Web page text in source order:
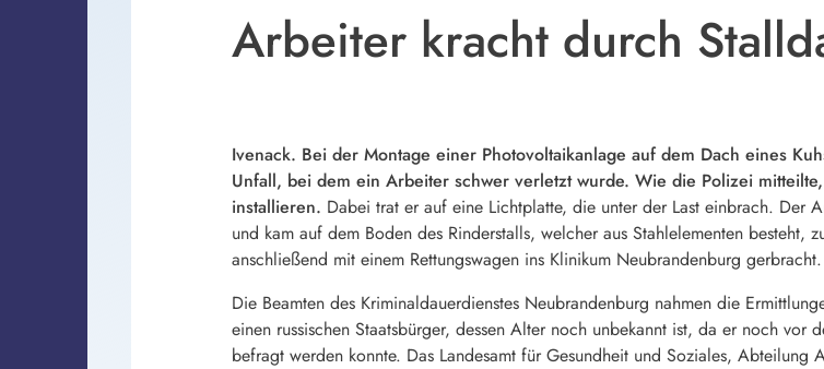
Arbeiter kracht durch
Ivenack. Bei der Montage einer Photovoltaikanlage auf dem Dach eines
Unfall, bei dem ein Arbeiter schwer verletzt wurde. Wie die Polizei
installieren. Dabei trat er auf eine Lichtplatte, die unter der Last einbrach. Der
und kam auf dem Boden des Rinderstalls, welcher aus Stahlelementen
anschließend mit einem Rettungswagen ins Klinikum Neubrandenburg gerbracht.
Die Beamten des Kriminaldauerdienstes Neubrandenburg nahmen die
einen russischen Staatsbürger, dessen Alter noch unbekannt ist, da er noch
befragt werden konnte. Das Landesamt für Gesundheit und Soziales, Abteilung